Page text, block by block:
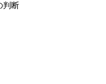
判断